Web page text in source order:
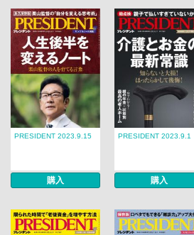
PRESIDENT 2023.9.15
購入
PRESIDENT 2023.9.1
購入